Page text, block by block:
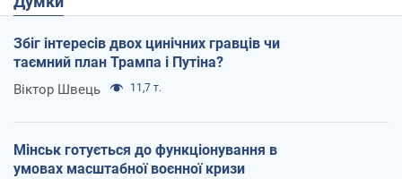
Збіг інтересів двох цинічних гравців чи
таємний план Трампа і Путіна?
Віктор Швець 11,7 т.
Мінськ готується до функціонування в
умовах масштабної воєнної кризи